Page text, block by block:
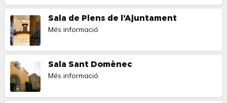
Sala de Plens de l’Ajuntament
Més informació
Sala Sant Domènec
Més informació